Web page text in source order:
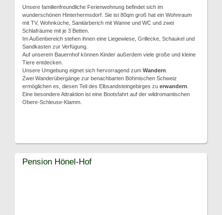
Unsere familienfreundliche Ferienwohnung befindet sich im
wunderschönen Hinterhermsdorf. Sie ist 80qm groß hat ein Wohnraum
mit TV, Wohnküche, Sanitärberich mit Wanne und WC und zwei
Schlafräume mit je 3 Betten.
Im Außenbereich stehen ihnen eine Liegewiese, Grillecke, Schaukel und
Sandkasten zur Verfügung.
Auf unserem Bauernhof können Kinder außerdem viele große und kleine
Tiere entdecken.
Unsere Umgebung eignet sich hervorragend zum Wandern
Zwei Wanderübergänge zur benachbarten Böhmischen Schweiz
ermöglichen es, diesen Teil des Elbsandsteingebirges zu erwandern
Eine besondere Attraktion ist eine Bootsfahrt auf der wildromantischen
Obere-Schleuse-Klamm.
Pension Hönel-Hof